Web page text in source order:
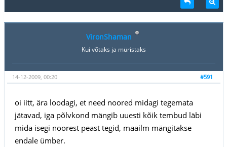
VironShaman
Kui võtaks ja müristaks
#591
14-12-2009, 00:20
oi iitt, ära loodagi, et need noored midagi tegemata
jätavad, iga põlvkond mängib uuesti kõik tembud läbi
mida isegi noorest peast tegid, maailm mängitakse
endale ümber.